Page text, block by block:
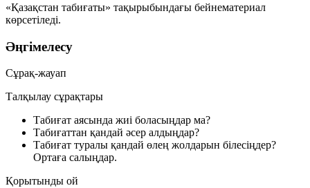
«Қазақстан табиғаты» тақырыбындағы бейнематериал
көрсетіледі.
Әңгімелесу
Сұрақ-жауап
Талқылау сұрақтары
Табиғат аясында жиі боласыңдар ма?
Табиғаттан қандай әсер алдыңдар?
Табиғат туралы қандай өлең жолдарын білесіңдер?
Ортаға салыңдар.
Қорытынды ой